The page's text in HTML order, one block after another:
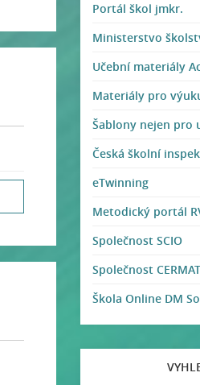
Portál škol jmkr.
Ministerstvo
Učební materiály
Materiály pro
Šablony nejen pro
Česká školní
eTwinning
Metodický portál
Společnost SCIO
Společnost CERMAT
Škola Online DM